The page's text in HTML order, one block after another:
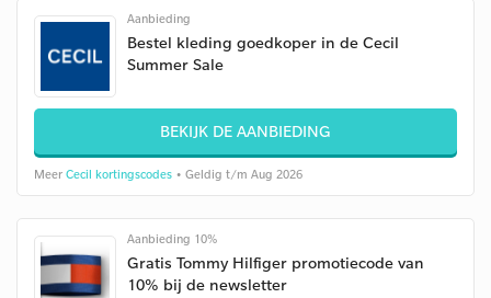
Aanbieding
Bestel kleding goedkoper in de Cecil
Summer Sale
BEKIJK DE AANBIEDING
Meer Cecil kortingscodes • Geldig t/m Aug 2026
Aanbieding 10%
Gratis Tommy Hilfiger promotiecode van
10% bij de newsletter